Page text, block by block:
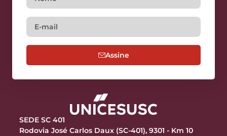
Assine
SEDE SC 401
Rodovia José Carlos Daux (SC-401), 9301 - Km 10